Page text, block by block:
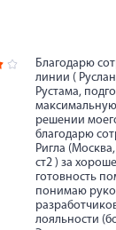
Благодарю
линии (
Рустама,
решении
благодарю
Ригла
ст2 ) за
готовность
понимаю
лояльности